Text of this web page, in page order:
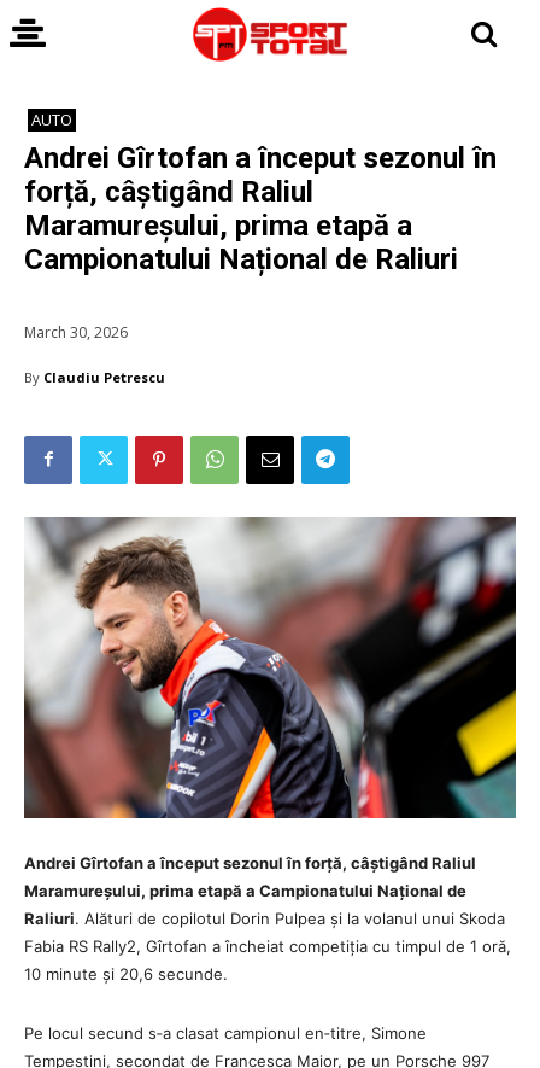
AUTO
Andrei Gîrtofan a început sezonul în
forță, câștigând Raliul
Maramureșului, prima etapă a
Campionatului Național de Raliuri
March 30, 2026
By Claudiu Petrescu
Andrei Gîrtofan a început sezonul în forță, câștigând Raliul
Maramureșului, prima etapă a Campionatului Național de
Raliuri. Alături de copilotul Dorin Pulpea și la volanul unui Skoda
Fabia RS Rally2, Gîrtofan a încheiat competiția cu timpul de 1 oră,
10 minute și 20,6 secunde.
Pe locul secund s‑a clasat campionul en‑titre, Simone
Tempestini, secondat de Francesca Maior, pe un Porsche 997